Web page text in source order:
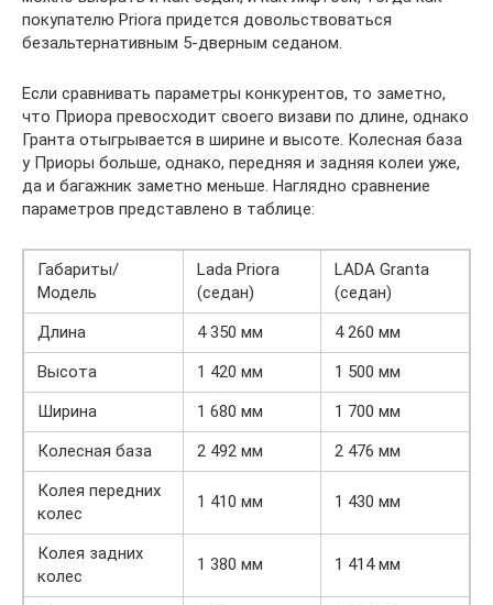
покупателю Priora придется довольствоваться
безальтернативным 5-дверным седаном.
Если сравнивать параметры конкурентов, то заметно,
что Приора превосходит своего визави по длине, однако
Гранта отыгрывается в ширине и высоте. Колесная база
у Приоры больше, однако, передняя и задняя колеи уже,
да и багажник заметно меньше. Наглядно сравнение
параметров представлено в таблице:
Габариты/
Модель
Lada Priora
(седан)
LADA Granta
(седан)
Длина
4 350 мм
4 260 мм
Высота
1 420 мм
1 500 мм
Ширина
1 680 мм
1 700 мм
Колесная база
2 492 мм
2 476 мм
Колея передних
колес
1 410 мм 1 430 мм
Колея задних
колес
1 380 мм 1 414 мм